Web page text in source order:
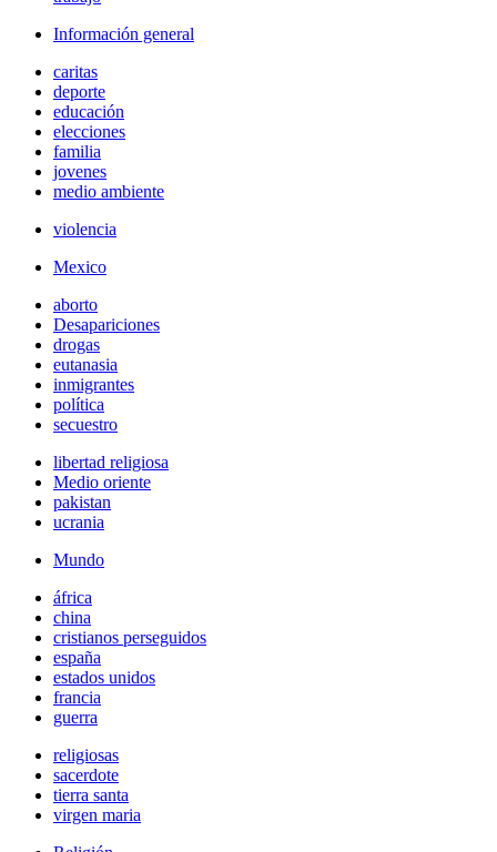
Información general
caritas
deporte
educación
elecciones
familia
jovenes
medio ambiente
violencia
Mexico
aborto
Desapariciones
drogas
eutanasia
inmigrantes
política
secuestro
libertad religiosa
Medio oriente
pakistan
ucrania
Mundo
áfrica
china
cristianos perseguidos
españa
estados unidos
francia
guerra
religiosas
sacerdote
tierra santa
virgen maria